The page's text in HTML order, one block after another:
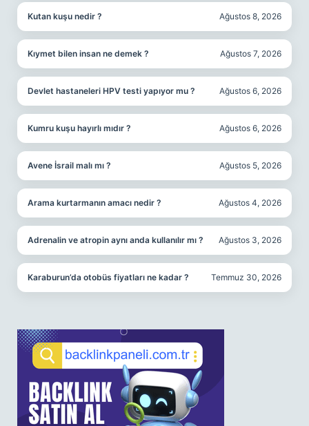
Kutan kuşu nedir ? Ağustos 8, 2026
Kıymet bilen insan ne demek ? Ağustos 7, 2026
Devlet hastaneleri HPV testi yapıyor mu ? Ağustos 6, 2026
Kumru kuşu hayırlı mıdır ? Ağustos 6, 2026
Avene İsrail malı mı ? Ağustos 5, 2026
Arama kurtarmanın amacı nedir ? Ağustos 4, 2026
Adrenalin ve atropin aynı anda kullanılır mı ? Ağustos 3, 2026
Karaburun’da otobüs fiyatları ne kadar ? Temmuz 30, 2026